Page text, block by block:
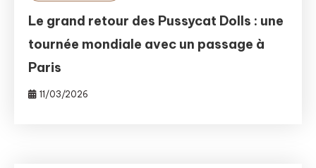
Le grand retour des Pussycat Dolls : une
tournée mondiale avec un passage à
Paris
11/03/2026